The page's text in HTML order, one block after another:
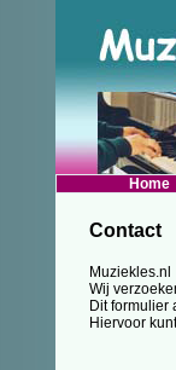
Home
Contact
Wij
Dit formulier
Hiervoor